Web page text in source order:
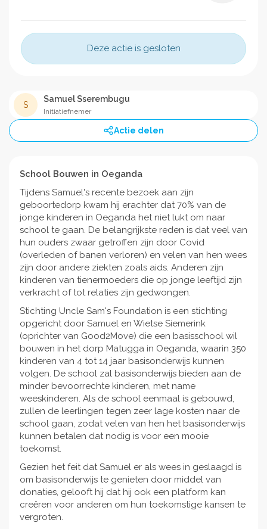
Deze actie is gesloten
S
Samuel Sserembugu
Initiatiefnemer
Actie delen
School Bouwen in Oeganda
Tijdens Samuel's recente bezoek aan zijn
geboortedorp kwam hij erachter dat 70% van de
jonge kinderen in Oeganda het niet lukt om naar
school te gaan. De belangrijkste reden is dat veel van
hun ouders zwaar getroffen zijn door Covid
(overleden of banen verloren) en velen van hen wees
zijn door andere ziekten zoals aids. Anderen zijn
kinderen van tienermoeders die op jonge leeftijd zijn
verkracht of tot relaties zijn gedwongen.
Stichting Uncle Sam's Foundation is een stichting
opgericht door Samuel en Wietse Siemerink
(oprichter van Good2Move) die een basisschool wil
bouwen in het dorp Matugga in Oeganda, waarin 350
kinderen van 4 tot 14 jaar basisonderwijs kunnen
volgen. De school zal basisonderwijs bieden aan de
minder bevoorrechte kinderen, met name
weeskinderen. Als de school eenmaal is gebouwd,
zullen de leerlingen tegen zeer lage kosten naar de
school gaan, zodat velen van hen het basisonderwijs
kunnen betalen dat nodig is voor een mooie
toekomst.
Gezien het feit dat Samuel er als wees in geslaagd is
om basisonderwijs te genieten door middel van
donaties, gelooft hij dat hij ook een platform kan
creëren voor anderen om hun toekomstige kansen te
vergroten.